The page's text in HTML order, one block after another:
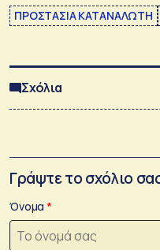
ΠΡΟΣΤΑΣΙΑ ΚΑΤΑΝΑΛΩΤΗ
Σχόλια
Γράψτε το σχόλιο
Όνομα